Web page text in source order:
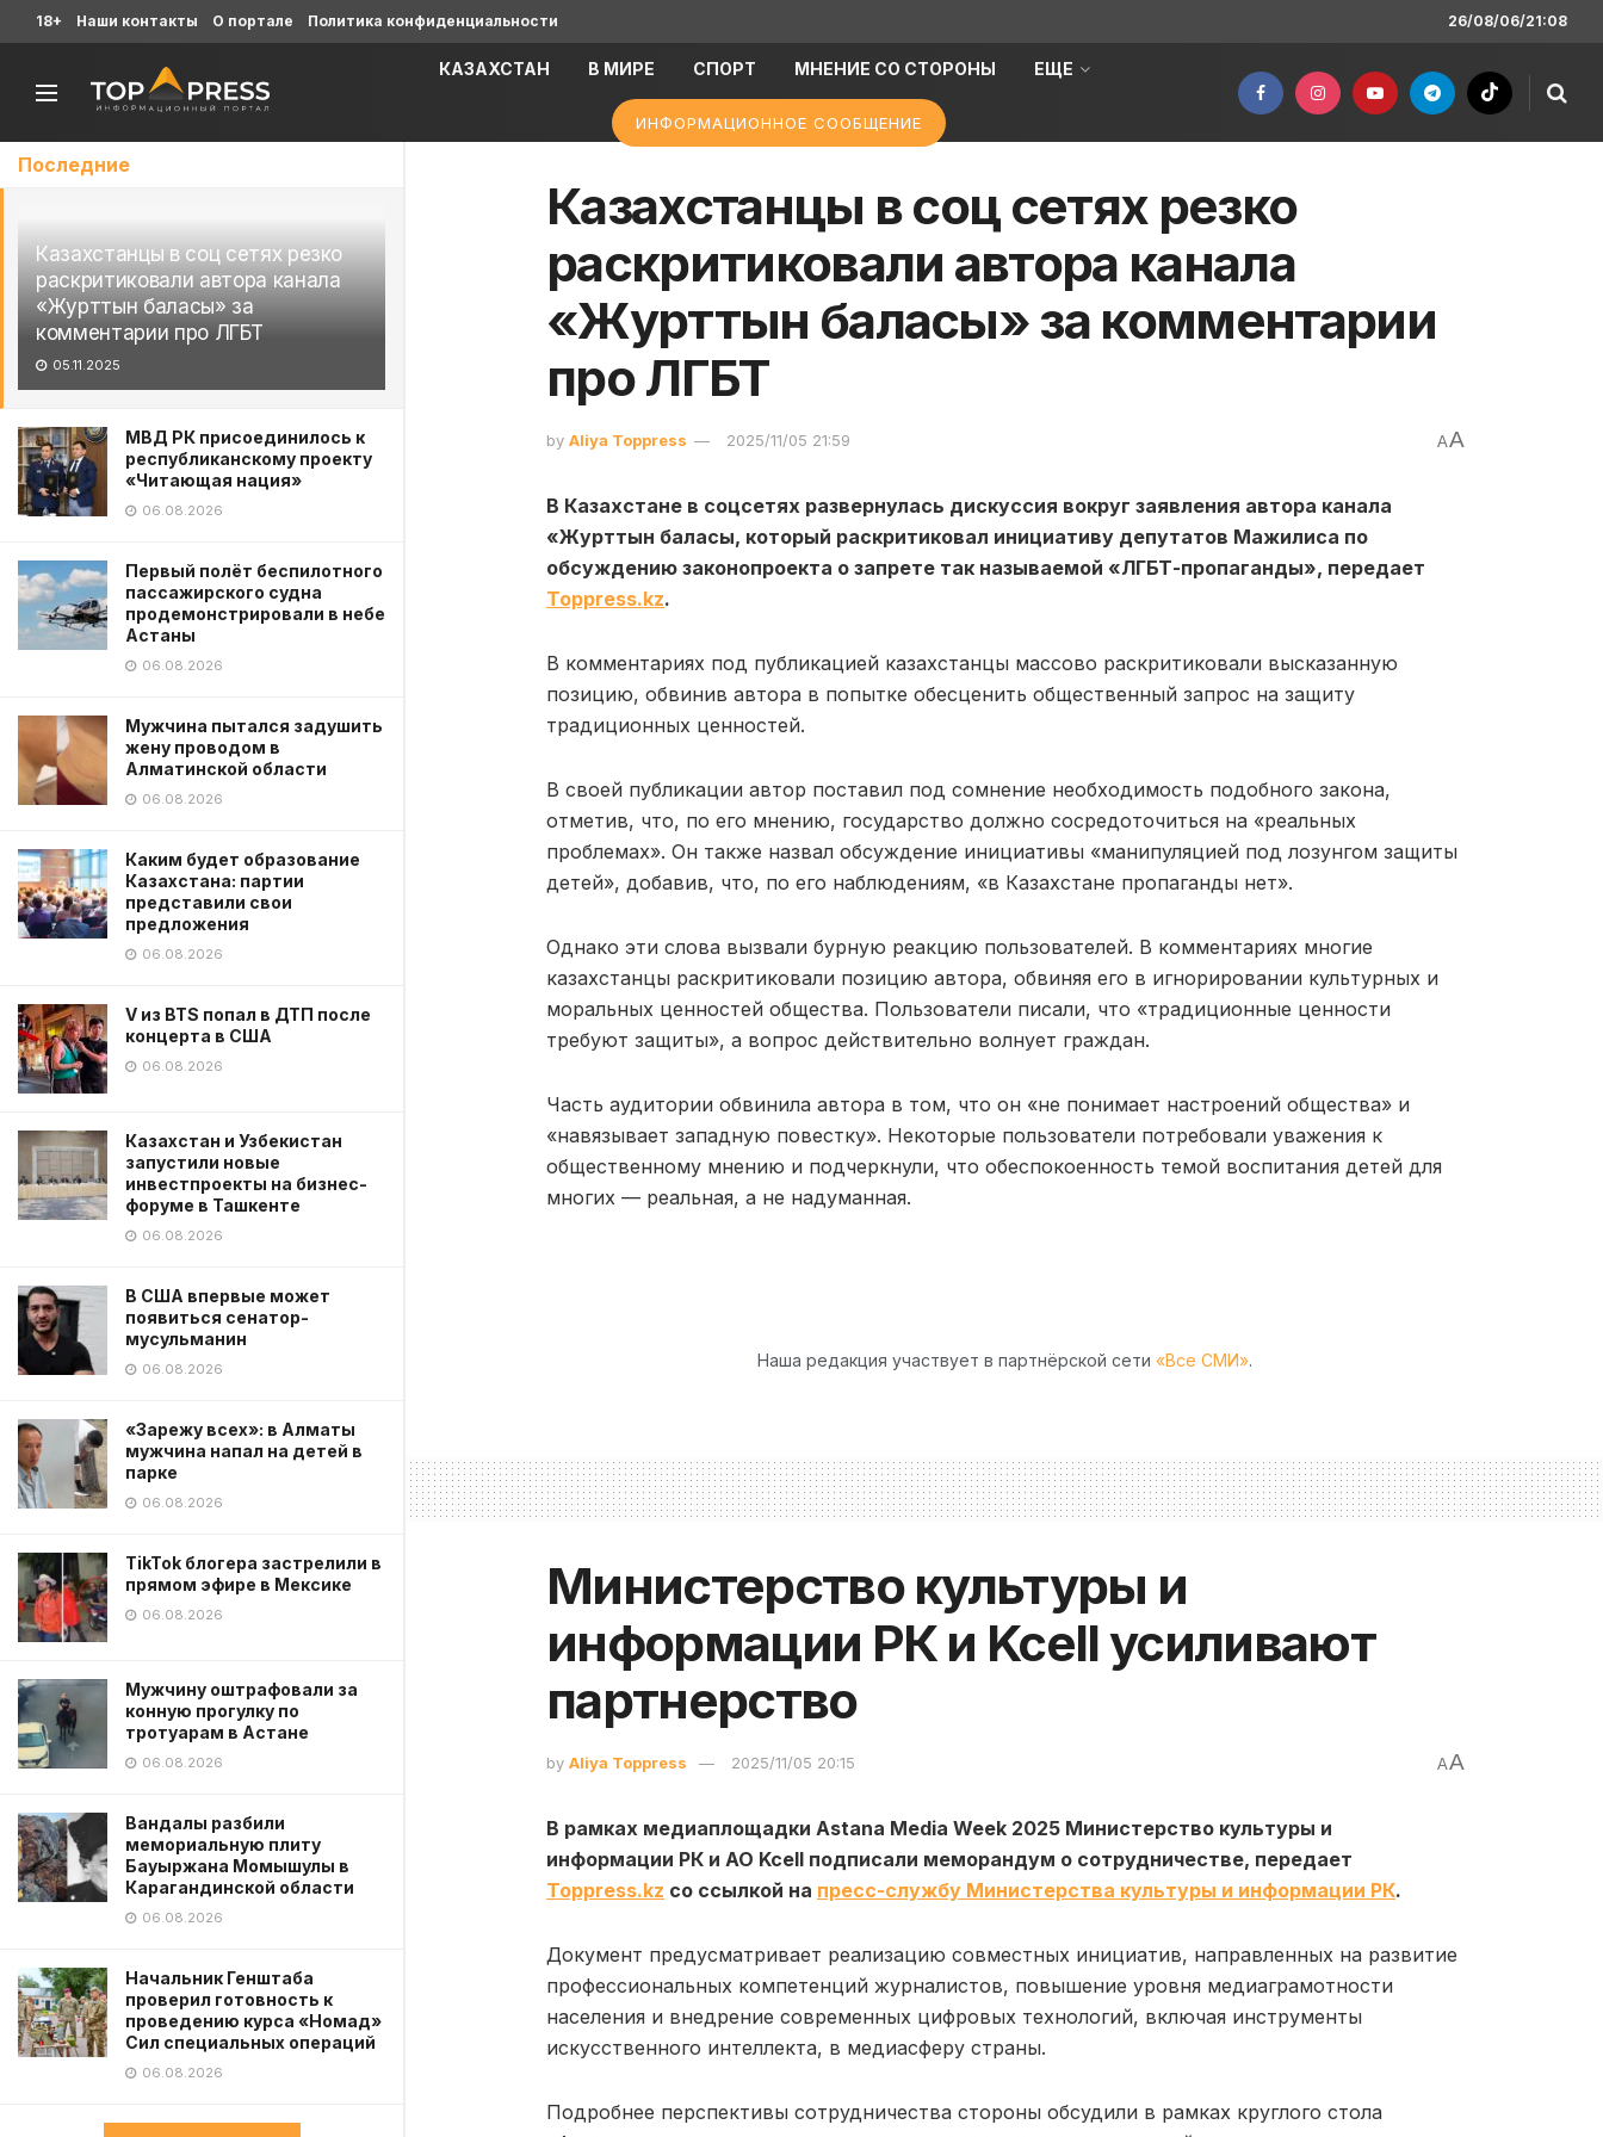
Последние
Казахстанцы в соц сетях резко
раскритиковали автора канала
«Журттын баласы» за
комментарии про ЛГБТ
05.11.2025
МВД РК присоединилось к
республиканскому проекту
«Читающая нация»
06.08.2026
Первый полёт беспилотного
пассажирского судна
продемонстрировали в небе
Астаны
06.08.2026
Мужчина пытался задушить
жену проводом в
Алматинской области
06.08.2026
Каким будет образование
Казахстана: партии
представили свои
предложения
06.08.2026
V из BTS попал в ДТП после
концерта в США
06.08.2026
Казахстан и Узбекистан
запустили новые
инвестпроекты на бизнес-
форуме в Ташкенте
06.08.2026
В США впервые может
появиться сенатор-
мусульманин
06.08.2026
«Зарежу всех»: в Алматы
мужчина напал на детей в
парке
06.08.2026
TikTok блогера застрелили в
прямом эфире в Мексике
06.08.2026
Мужчину оштрафовали за
конную прогулку по
тротуарам в Астане
06.08.2026
Вандалы разбили
мемориальную плиту
Бауыржана Момышулы в
Карагандинской области
06.08.2026
Начальник Генштаба
проверил готовность к
проведению курса «Номад»
Сил специальных операций
06.08.2026
18+ Наши контакты О портале Политика конфиденциальности 26/08/06/21:08
КАЗАХСТАН В МИРЕ СПОРТ МНЕНИЕ СО СТОРОНЫ ЕЩЕ
ИНФОРМАЦИОННОЕ СООБЩЕНИЕ
Казахстанцы в соц сетях резко
раскритиковали автора канала
«Журттын баласы» за комментарии
про ЛГБТ
by Aliya Toppress 2025/11/05 21:59 AA
В Казахстане в соцсетях развернулась дискуссия вокруг заявления автора канала
«Журттын баласы, который раскритиковал инициативу депутатов Мажилиса по
обсуждению законопроекта о запрете так называемой «ЛГБТ-пропаганды», передает
Toppress.kz.
В комментариях под публикацией казахстанцы массово раскритиковали высказанную
позицию, обвинив автора в попытке обесценить общественный запрос на защиту
традиционных ценностей.
В своей публикации автор поставил под сомнение необходимость подобного закона,
отметив, что, по его мнению, государство должно сосредоточиться на «реальных
проблемах». Он также назвал обсуждение инициативы «манипуляцией под лозунгом защиты
детей», добавив, что, по его наблюдениям, «в Казахстане пропаганды нет».
Однако эти слова вызвали бурную реакцию пользователей. В комментариях многие
казахстанцы раскритиковали позицию автора, обвиняя его в игнорировании культурных и
моральных ценностей общества. Пользователи писали, что «традиционные ценности
требуют защиты», а вопрос действительно волнует граждан.
Часть аудитории обвинила автора в том, что он «не понимает настроений общества» и
«навязывает западную повестку». Некоторые пользователи потребовали уважения к
общественному мнению и подчеркнули, что обеспокоенность темой воспитания детей для
многих — реальная, а не надуманная.
Наша редакция участвует в партнёрской сети «Все СМИ».
Министерство культуры и
информации РК и Kcell усиливают
партнерство
by Aliya Toppress 2025/11/05 20:15 AA
В рамках медиаплощадки Astana Media Week 2025 Министерство культуры и
информации РК и АО Kcell подписали меморандум о сотрудничестве, передает
Toppress.kz со ссылкой на пресс-службу Министерства культуры и информации РК.
Документ предусматривает реализацию совместных инициатив, направленных на развитие
профессиональных компетенций журналистов, повышение уровня медиаграмотности
населения и внедрение современных цифровых технологий, включая инструменты
искусственного интеллекта, в медиасферу страны.
Подробнее перспективы сотрудничества стороны обсудили в рамках круглого стола